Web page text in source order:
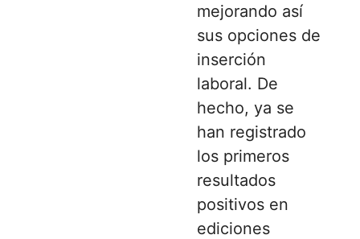
mejorando así
sus opciones de
inserción
laboral. De
hecho, ya se
han registrado
los primeros
resultados
positivos en
ediciones